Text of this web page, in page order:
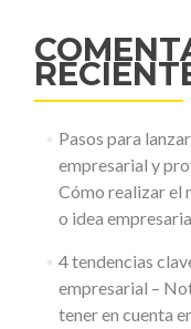
Pasos para
empresarial y
Cómo realizar el
o idea
4 tendencias
empresarial –
tener en cuenta